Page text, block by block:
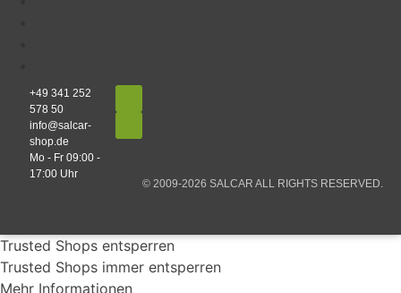
+49 341 252
578 50
info@salcar-
shop.de
Mo - Fr 09:00 -
17:00 Uhr
© 2009-2026 SALCAR ALL RIGHTS RESERVED.
Trusted Shops entsperren
Trusted Shops immer entsperren
Mehr Informationen